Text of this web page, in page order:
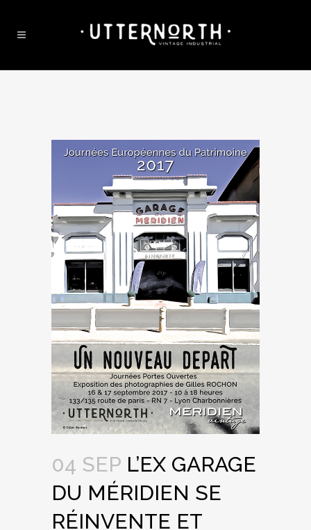
04 SEP L’EX GARAGE
DU MÉRIDIEN SE
RÉINVENTE ET